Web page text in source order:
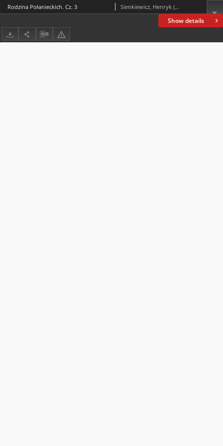
Show details
Rodzina Połanieckich. Cz. 3 Sienkiewicz, Henryk (1846-1916)